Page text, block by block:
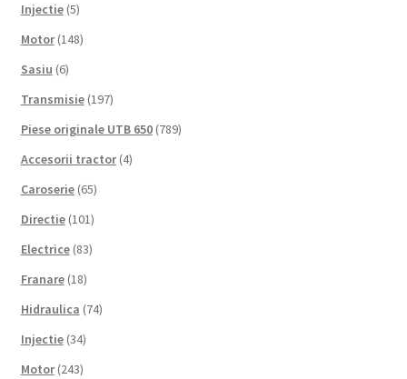
Injectie (5)
Motor (148)
Sasiu (6)
Transmisie (197)
Piese originale UTB 650 (789)
Accesorii tractor (4)
Caroserie (65)
Directie (101)
Electrice (83)
Franare (18)
Hidraulica (74)
Injectie (34)
Motor (243)